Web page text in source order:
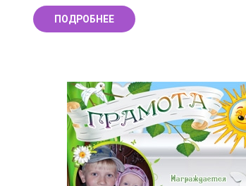
ПОДРОБНЕЕ